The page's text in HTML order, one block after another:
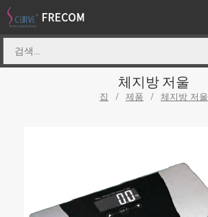
체지방 저울
집 / 제품 / 체지방 저울